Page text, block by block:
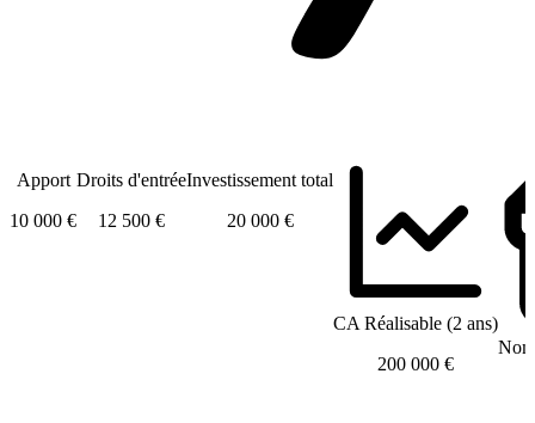
Apport
10 000 €
Droits d'entrée
12 500 €
Investissement total
20 000 €
CA Réalisable (2 ans)
200 000 €